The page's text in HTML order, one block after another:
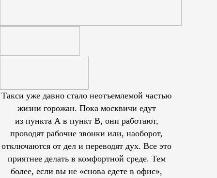
Такси уже давно стало неотъемлемой частью
жизни горожан. Пока москвичи едут
из пункта А в пункт В, они работают,
проводят рабочие звонки или, наоборот,
отключаются от дел и переводят дух. Все это
приятнее делать в комфортной среде. Тем
более, если вы не «снова едете в офис»,